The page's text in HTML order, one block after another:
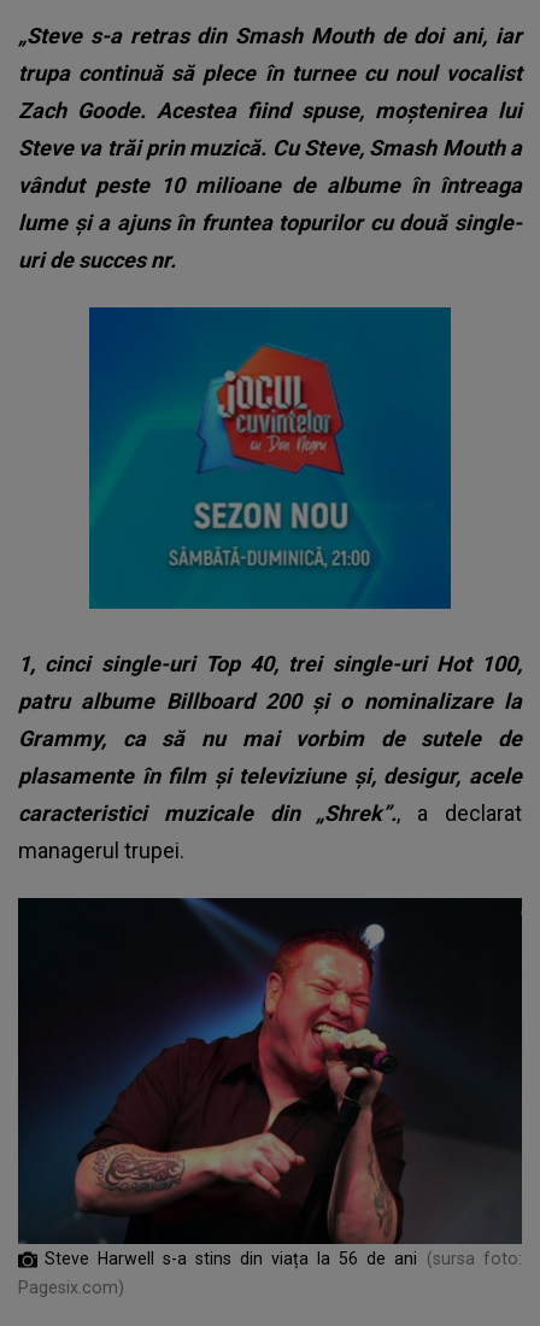
„Steve s-a retras din Smash Mouth de doi ani, iar
trupa continuă să plece în turnee cu noul vocalist
Zach Goode. Acestea fiind spuse, moștenirea lui
Steve va trăi prin muzică. Cu Steve, Smash Mouth a
vândut peste 10 milioane de albume în întreaga
lume și a ajuns în fruntea topurilor cu două single-
uri de succes nr.
1, cinci single-uri Top 40, trei single-uri Hot 100,
patru albume Billboard 200 și o nominalizare la
Grammy, ca să nu mai vorbim de sutele de
plasamente în film și televiziune și, desigur, acele
caracteristici muzicale din „Shrek”., a declarat
managerul trupei.
Steve Harwell s-a stins din viața la 56 de ani
(sursa foto:
Pagesix.com)